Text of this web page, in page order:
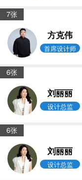
5张
彭洁萱
设计总监
6张
冯舟舟
首席设计师
静安新
二居室
6张
周冲
设计总监
新汇绿
二居室